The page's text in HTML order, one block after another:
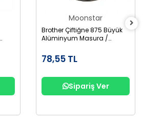
Moonstar
Brother Çiftiğne 875 Büyük
Alüminyum Masura /
78,55 TL
Sipariş Ver